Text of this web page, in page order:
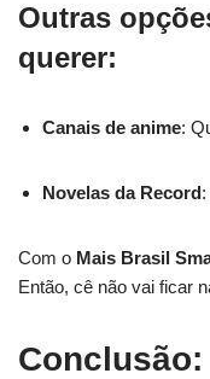
Outras
querer:
Canais de anime:
Novelas da Record
Com o Mais Brasil
Então, cê não vai ficar